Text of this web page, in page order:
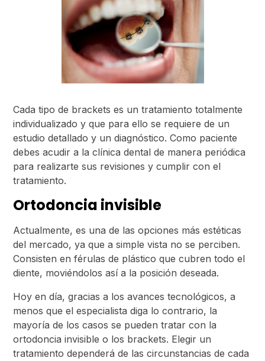
Cada tipo de brackets es un tratamiento totalmente
individualizado y que para ello se requiere de un
estudio detallado y un diagnóstico. Como paciente
debes acudir a la clínica dental de manera periódica
para realizarte sus revisiones y cumplir con el
tratamiento.
Ortodoncia invisible
Actualmente, es una de las opciones más estéticas
del mercado, ya que a simple vista no se perciben.
Consisten en férulas de plástico que cubren todo el
diente, moviéndolos así a la posición deseada.
Hoy en día, gracias a los avances tecnológicos, a
menos que el especialista diga lo contrario, la
mayoría de los casos se pueden tratar con la
ortodoncia invisible o los brackets. Elegir un
tratamiento dependerá de las circunstancias de cada